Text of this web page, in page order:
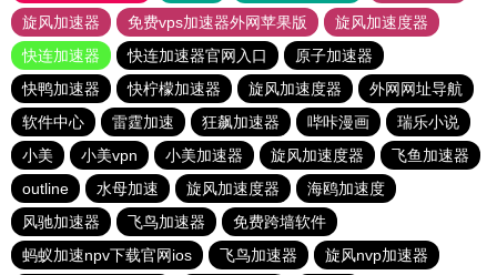
旋风加速器
免费vps加速器外网苹果版
旋风加速度器
快连加速器
快连加速器官网入口
原子加速器
快鸭加速器
快柠檬加速器 旋风加速度器
外网网址导航
软件中心
雷霆加速 狂飙加速器 哔咔漫画
瑞乐小说
小美
小美vpn 小美加速器 旋风加速度器
飞鱼加速器
outline
水母加速 旋风加速度器
海鸥加速度
风驰加速器
飞鸟加速器
免费跨墙软件
蚂蚁加速npv下载官网ios
飞鸟加速器 旋风nvp加速器